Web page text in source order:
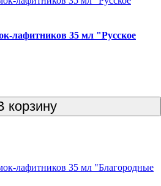
лафитников 35 мл "Русское
корзину